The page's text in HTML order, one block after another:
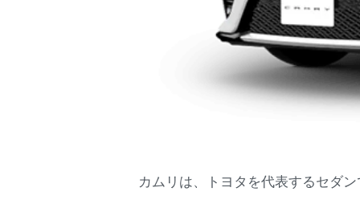
カムリは、トヨタを代表するセダ